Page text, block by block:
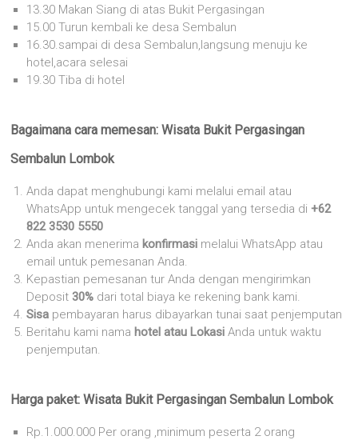
13.30 Makan Siang di atas Bukit Pergasingan
15.00 Turun kembali ke desa Sembalun
16.30.sampai di desa Sembalun,langsung menuju ke
hotel,acara selesai
19.30 Tiba di hotel
Bagaimana cara memesan: Wisata Bukit Pergasingan
Sembalun Lombok
Anda dapat menghubungi kami melalui email atau
WhatsApp untuk mengecek tanggal yang tersedia di+62
822 3530 5550
Anda akan menerima konfirmasi melalui WhatsApp atau
email untuk pemesanan Anda.
Kepastian pemesanan tur Anda dengan mengirimkan
Deposit30% dari total biaya ke rekening bank kami.
Sisa pembayaran harus dibayarkan tunai saat penjemputan
Beritahu kami nama hotel atau Lokasi Anda untuk waktu
penjemputan.
Harga paket: Wisata Bukit Pergasingan Sembalun Lombok
Rp.1.000.000 Per orang ,minimum peserta 2 orang